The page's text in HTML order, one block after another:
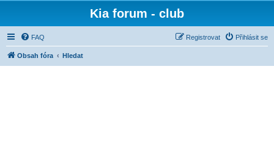
Kia forum - club
FAQ Přihlásit se
Registrovat
Obsah fóra Hledat